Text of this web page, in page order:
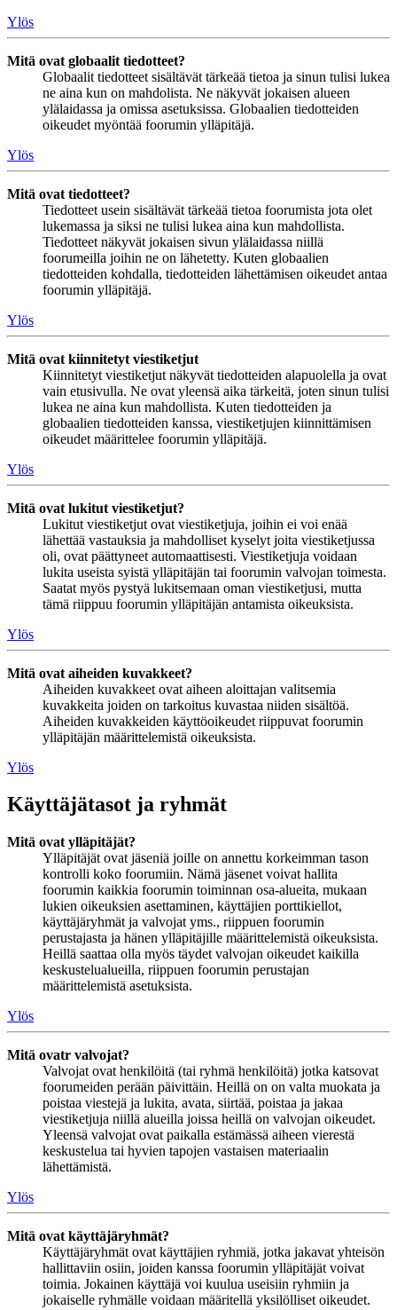
Ylös
Mitä ovat globaalit tiedotteet?
Globaalit tiedotteet sisältävät tärkeää tietoa ja sinun tulisi lukea
ne aina kun on mahdolista. Ne näkyvät jokaisen alueen
ylälaidassa ja omissa asetuksissa. Globaalien tiedotteiden
oikeudet myöntää foorumin ylläpitäjä.
Ylös
Mitä ovat tiedotteet?
Tiedotteet usein sisältävät tärkeää tietoa foorumista jota olet
lukemassa ja siksi ne tulisi lukea aina kun mahdollista.
Tiedotteet näkyvät jokaisen sivun ylälaidassa niillä
foorumeilla joihin ne on lähetetty. Kuten globaalien
tiedotteiden kohdalla, tiedotteiden lähettämisen oikeudet antaa
foorumin ylläpitäjä.
Ylös
Mitä ovat kiinnitetyt viestiketjut
Kiinnitetyt viestiketjut näkyvät tiedotteiden alapuolella ja ovat
vain etusivulla. Ne ovat yleensä aika tärkeitä, joten sinun tulisi
lukea ne aina kun mahdollista. Kuten tiedotteiden ja
globaalien tiedotteiden kanssa, viestiketjujen kiinnittämisen
oikeudet määrittelee foorumin ylläpitäjä.
Ylös
Mitä ovat lukitut viestiketjut?
Lukitut viestiketjut ovat viestiketjuja, joihin ei voi enää
lähettää vastauksia ja mahdolliset kyselyt joita viestiketjussa
oli, ovat päättyneet automaattisesti. Viestiketjuja voidaan
lukita useista syistä ylläpitäjän tai foorumin valvojan toimesta.
Saatat myös pystyä lukitsemaan oman viestiketjusi, mutta
tämä riippuu foorumin ylläpitäjän antamista oikeuksista.
Ylös
Mitä ovat aiheiden kuvakkeet?
Aiheiden kuvakkeet ovat aiheen aloittajan valitsemia
kuvakkeita joiden on tarkoitus kuvastaa niiden sisältöä.
Aiheiden kuvakkeiden käyttöoikeudet riippuvat foorumin
ylläpitäjän määrittelemistä oikeuksista.
Ylös
Käyttäjätasot ja ryhmät
Mitä ovat ylläpitäjät?
Ylläpitäjät ovat jäseniä joille on annettu korkeimman tason
kontrolli koko foorumiin. Nämä jäsenet voivat hallita
foorumin kaikkia foorumin toiminnan osa-alueita, mukaan
lukien oikeuksien asettaminen, käyttäjien porttikiellot,
käyttäjäryhmät ja valvojat yms., riippuen foorumin
perustajasta ja hänen ylläpitäjille määrittelemistä oikeuksista.
Heillä saattaa olla myös täydet valvojan oikeudet kaikilla
keskustelualueilla, riippuen foorumin perustajan
määrittelemistä asetuksista.
Ylös
Mitä ovatr valvojat?
Valvojat ovat henkilöitä (tai ryhmä henkilöitä) jotka katsovat
foorumeiden perään päivittäin. Heillä on on valta muokata ja
poistaa viestejä ja lukita, avata, siirtää, poistaa ja jakaa
viestiketjuja niillä alueilla joissa heillä on valvojan oikeudet.
Yleensä valvojat ovat paikalla estämässä aiheen vierestä
keskustelua tai hyvien tapojen vastaisen materiaalin
lähettämistä.
Ylös
Mitä ovat käyttäjäryhmät?
Käyttäjäryhmät ovat käyttäjien ryhmiä, jotka jakavat yhteisön
hallittaviin osiin, joiden kanssa foorumin ylläpitäjät voivat
toimia. Jokainen käyttäjä voi kuulua useisiin ryhmiin ja
jokaiselle ryhmälle voidaan määritellä yksilölliset oikeudet.